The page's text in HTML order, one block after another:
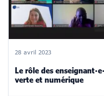
28 avril 2023
Le rôle des
verte et numérique